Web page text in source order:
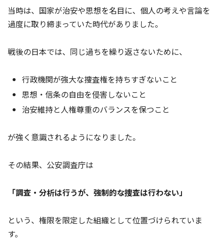
当時は、国家が治安や思想を名目に、個人の考えや言論を
過度に取り締まっていた時代がありました。
戦後の日本では、同じ過ちを繰り返さないために、
行政機関が強大な捜査権を持ちすぎないこと
思想・信条の自由を侵害しないこと
治安維持と人権尊重のバランスを保つこと
が強く意識されるようになりました。
その結果、公安調査庁は
「調査・分析は行うが、強制的な捜査は行わない」
という、権限を限定した組織として位置づけられていま
す。